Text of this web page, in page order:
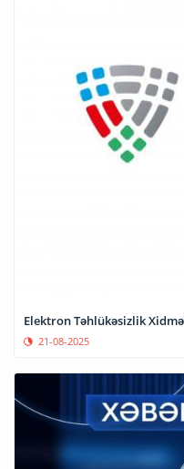
Elektron Təhlükəsizlik
21-08-2025